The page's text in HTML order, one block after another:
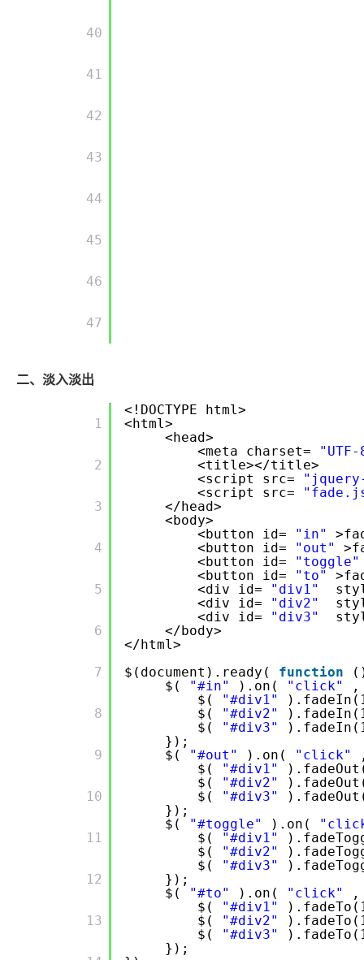
       40
       41
       42
       43
       44
       45
       46
       47
二、淡入淡出
       1
       2
       3
       4
       5
       6
       7
       8
       9
       10
       11
       12
       13
<!DOCTYPE html>
<html>
<head>
<meta charset=
<title></title>
<script src=
<script src=
</head>
<body>
<button id=
"in"
<button id=
"out"
<button id=
"toggle"
<button id=
"to"
<div id=
"div1"
<div id=
"div2"
<div id=
"div3"
</body>
</html>
$(document).ready(
function
$(
"#in" ).on( "click"
,
$(
"#div1"
$(
"#div2"
$(
"#div3"
});
$(
"#out" ).on( "click"
$(
"#div1"
$(
"#div2"
$(
"#div3"
});
$(
"#toggle" ).on(
$(
"#div1"
$(
"#div2"
$(
"#div3"
});
$(
"#to" ).on( "click"
,
$(
"#div1"
$(
"#div2"
$(
"#div3"
});